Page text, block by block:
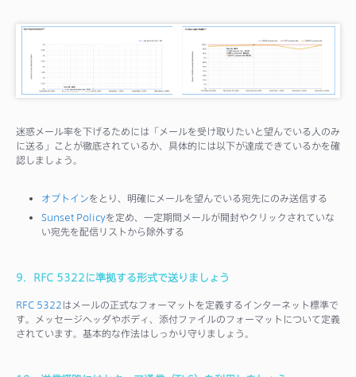
迷惑メール率を下げるためには「メールを受け取りたいと望んでいる人のみ
に送る」ことが徹底されているか、具体的には以下が達成できているかを確
認しましょう。
オプトインをとり、明確にメールを望んでいる宛先にのみ送信する
Sunset Policyを定め、一定期間メールが開封やクリックされていな
い宛先を配信リストから除外する
9．RFC 5322に準拠する形式で送りましょう
RFC 5322はメールの正式なフォーマットを定義するインターネット標準で
す。メッセージヘッダやボディ、添付ファイルのフォーマットについて定義
されています。基本的な作法はしっかり守りましょう。